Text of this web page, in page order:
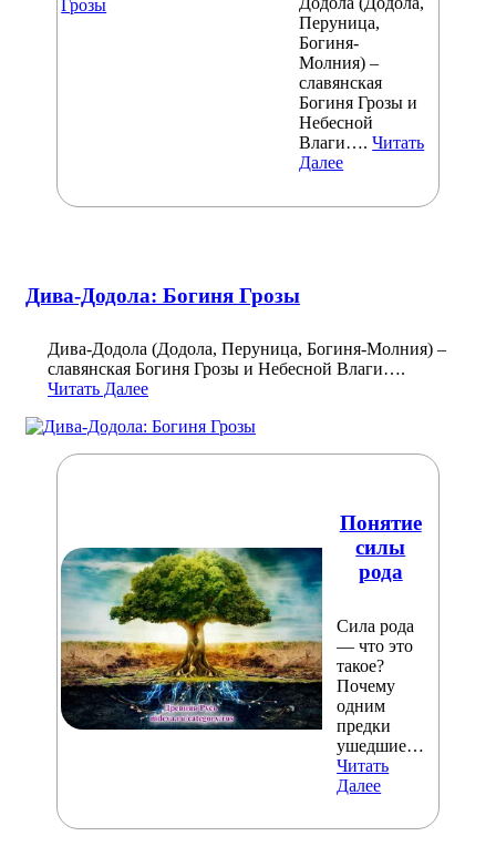
Перуница,
Богиня-
Молния) –
славянская
Богиня Грозы и
Небесной
Влаги….Читать
Далее
Дива-Додола: Богиня Грозы
Дива-Додола (Додола, Перуница, Богиня-Молния) –
славянская Богиня Грозы и Небесной Влаги….
Читать Далее
Понятие
силы
рода
Сила рода
— что это
такое?
Почему
одним
предки
ушедшие…
Читать
Далее